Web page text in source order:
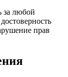
за любой
прав